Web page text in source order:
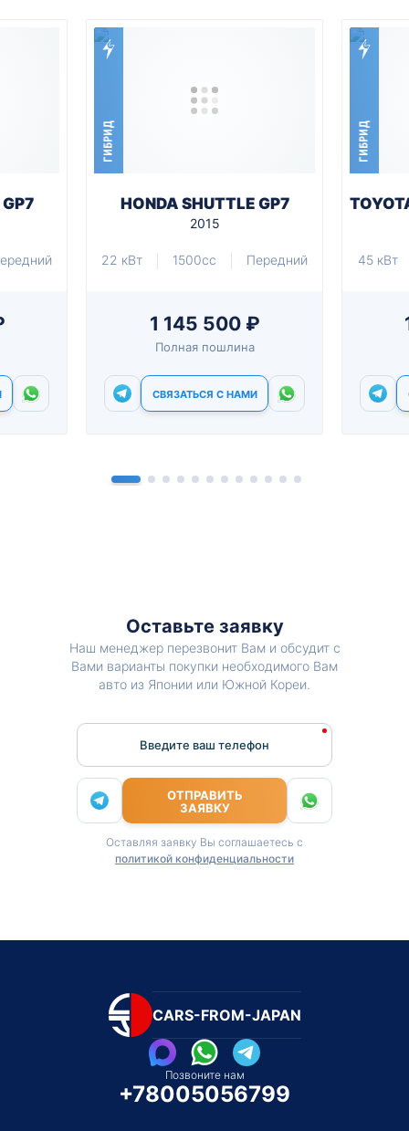
ГИБРИД
HONDA SHUTTLE GP7
2015
22 кВт 1500cc Передний
1 145 500 ₽
Полная пошлина
СВЯЗАТЬСЯ С НАМИ
ГИБРИД
45 кВт
Оставьте заявку
Наш менеджер перезвонит Вам и обсудит с
Вами варианты покупки необходимого Вам
авто из Японии или Южной Кореи.
Введите ваш телефон
ОТПРАВИТЬ
ЗАЯВКУ
Оставляя заявку Вы соглашаетесь с
политикой конфиденциальности
CARS-FROM-JAPAN
Позвоните нам
+78005056799